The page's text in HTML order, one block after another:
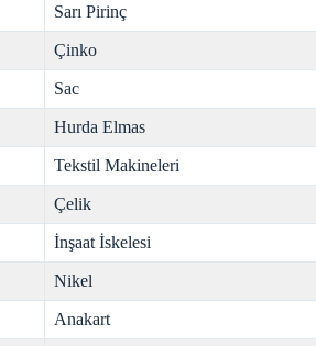
Sarı Pirinç
Çinko
Sac
Hurda Elmas
Tekstil Makineleri
Çelik
İnşaat İskelesi
Nikel
Anakart